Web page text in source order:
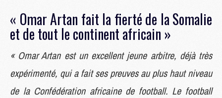
« Omar Artan fait la fierté de la Somalie
et de tout le continent africain »
« Omar Artan est un excellent jeune arbitre, déjà très
expérimenté, qui a fait ses preuves au plus haut niveau
de la Confédération africaine de football. Le football